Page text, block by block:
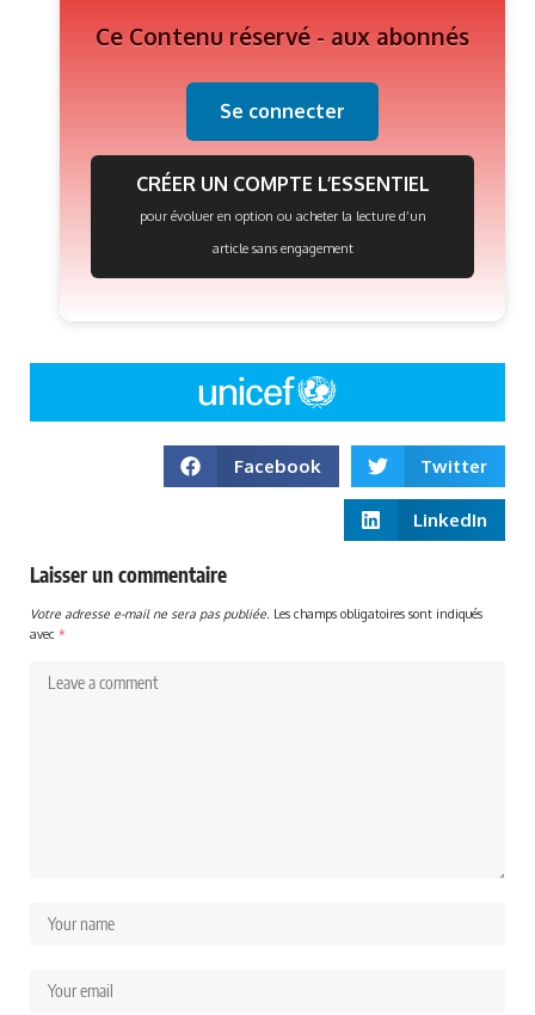
Ce Contenu réservé - aux abonnés
Se connecter
CRÉER UN COMPTE L’ESSENTIEL
pour évoluer en option ou acheter la lecture d’un
article sans engagement
Facebook Twitter
LinkedIn
Laisser un commentaire
Votre adresse e-mail ne sera pas publiée. Les champs obligatoires sont indiqués
avec *